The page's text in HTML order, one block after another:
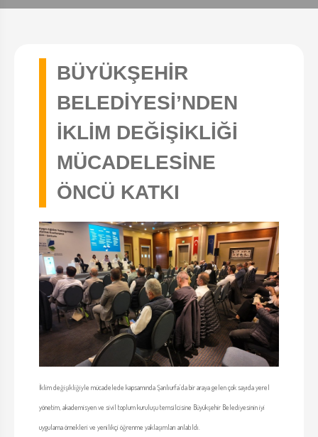
BÜYÜKŞEHİR
BELEDİYESİ’NDEN
İKLİM DEĞİŞİKLİĞİ
MÜCADELESİNE
ÖNCÜ KATKI
İklim değişikliğiyle mücadelede kapsamında Şanlıurfa’da bir araya gelen çok sayıda yerel
yönetim, akademisyen ve sivil toplum kuruluşu temsilcisine Büyükşehir Belediyesinin iyi
uygulama örnekleri ve yenilikçi öğrenme yaklaşımları anlatıldı.